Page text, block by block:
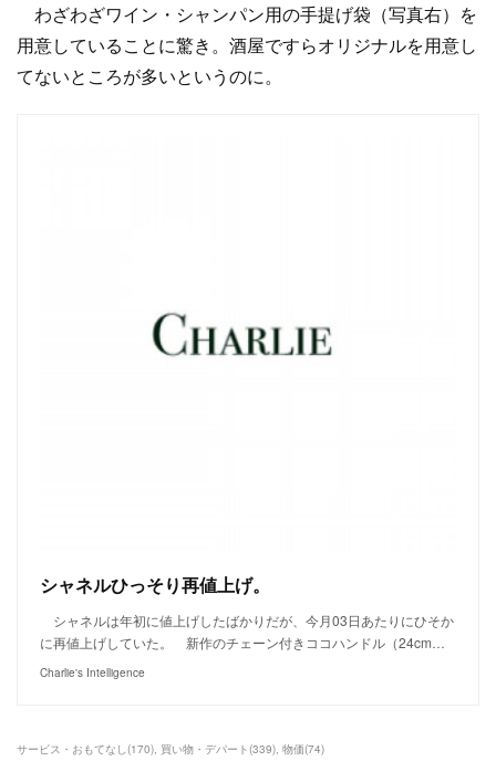
わざわざワイン・シャンパン用の手提げ袋（写真右）を
用意していることに驚き。酒屋ですらオリジナルを用意し
てないところが多いというのに。
シャネルひっそり再値上げ。
シャネルは年初に値上げしたばかりだが、今月03日あたりにひそか
に再値上げしていた。 新作のチェーン付きココハンドル（24cm…
Charlie's Intelligence
サービス・おもてなし(170) 買い物・デパート(339) 物価(74)